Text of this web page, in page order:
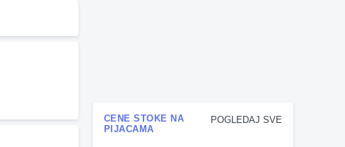
POGLEDAJ SVE
CENE STOKE NA
PIJACAMA